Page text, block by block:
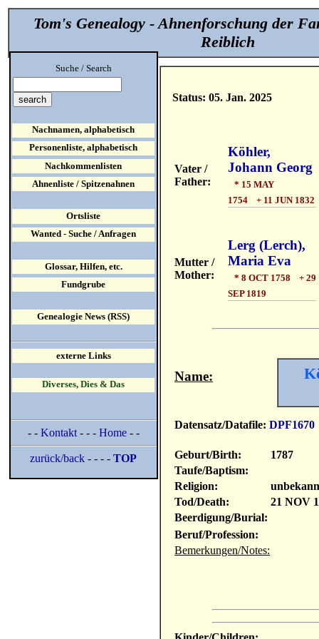
Tom's Genealogy - Ahnenforschung der
Reiblich
Status: 05. Jan. 2025
Vater /
Father:
Köhler,
Johann Georg
* 15 MAY
1754 + 11 JUN 1832
Mutter /
Mother:
Lerg (Lerch),
Maria Eva
* 8 OCT 1758 + 29
SEP 1819
Name:
Datensatz/Datafile: DPF1670
Geburt/Birth:
1787
Taufe/Baptism:
Religion:
Tod/Death:
21 NOV
Beerdigung/Burial:
Beruf/Profession:
Bemerkungen/Notes:
Suche / Search
Nachnamen, alphabetisch
Personenliste, alphabetisch
Nachkommenlisten
Ahnenliste / Spitzenahnen
Ortsliste
Wanted - Suche / Anfragen
Glossar, Hilfen, etc.
Fundgrube
Genealogie News (RSS)
externe Links
Diverses, Dies & Das
- - Kontakt- - - Home- -
zurück/back - - - -TOP